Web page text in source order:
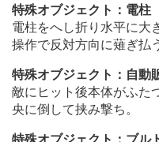
特殊オブジェクト：電柱
電柱をへし折り水平に大
操作で反対方向に薙ぎ払う
特殊オブジェクト：自動
敵にヒット後本体がふた
央に倒して挟み撃ち。